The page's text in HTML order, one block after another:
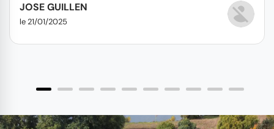
JOSE GUILLEN
le 21/01/2025